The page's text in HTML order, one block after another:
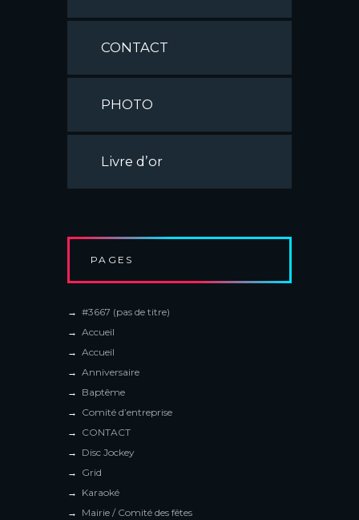
CONTACT
PHOTO
Livre d’or
PAGES
#3667 (pas de titre)
Accueil
Accueil
Anniversaire
Baptême
Comité d’entreprise
CONTACT
Disc Jockey
Grid
Karaoké
Mairie / Comité des fêtes